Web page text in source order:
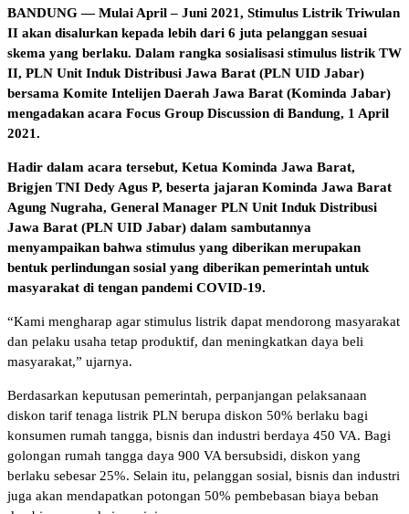
BANDUNG — Mulai April – Juni 2021, Stimulus Listrik Triwulan
II akan disalurkan kepada lebih dari 6 juta pelanggan sesuai
skema yang berlaku. Dalam rangka sosialisasi stimulus listrik TW
II, PLN Unit Induk Distribusi Jawa Barat (PLN UID Jabar)
bersama Komite Intelijen Daerah Jawa Barat (Kominda Jabar)
mengadakan acara Focus Group Discussion di Bandung, 1 April
2021.
Hadir dalam acara tersebut, Ketua Kominda Jawa Barat,
Brigjen TNI Dedy Agus P, beserta jajaran Kominda Jawa Barat
Agung Nugraha, General Manager PLN Unit Induk Distribusi
Jawa Barat (PLN UID Jabar) dalam sambutannya
menyampaikan bahwa stimulus yang diberikan merupakan
bentuk perlindungan sosial yang diberikan pemerintah untuk
masyarakat di tengan pandemi COVID-19.
“Kami mengharap agar stimulus listrik dapat mendorong masyarakat
dan pelaku usaha tetap produktif, dan meningkatkan daya beli
masyarakat,” ujarnya.
Berdasarkan keputusan pemerintah, perpanjangan pelaksanaan
diskon tarif tenaga listrik PLN berupa diskon 50% berlaku bagi
konsumen rumah tangga, bisnis dan industri berdaya 450 VA. Bagi
golongan rumah tangga daya 900 VA bersubsidi, diskon yang
berlaku sebesar 25%. Selain itu, pelanggan sosial, bisnis dan industri
juga akan mendapatkan potongan 50% pembebasan biaya beban